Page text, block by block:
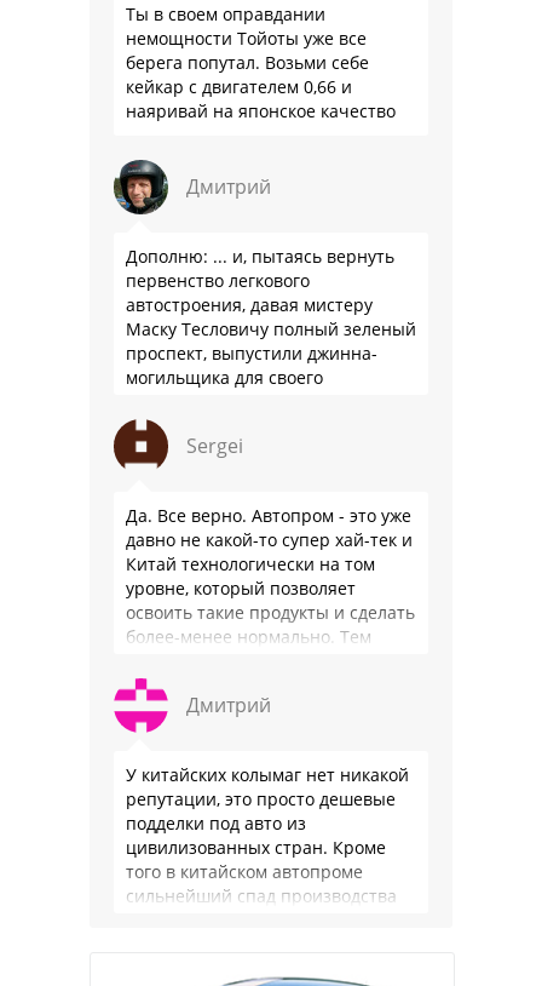
Ты в своем оправдании
немощности Тойоты уже все
берега попутал. Возьми себе
кейкар с двигателем 0,66 и
наяривай на японское качество
Дмитрий
Дополню: ... и, пытаясь вернуть
первенство легкового
автостроения, давая мистеру
Маску Тесловичу полный зеленый
проспект, выпустили джинна-
могильщика для своего
Sergei
Да. Все верно. Автопром - это уже
давно не какой-то супер хай-тек и
Китай технологически на том
уровне, который позволяет
освоить такие продукты и сделать
более-менее нормально. Тем
Дмитрий
У китайских колымаг нет никакой
репутации, это просто дешевые
подделки под авто из
цивилизованных стран. Кроме
того в китайском автопроме
сильнейший спад производства